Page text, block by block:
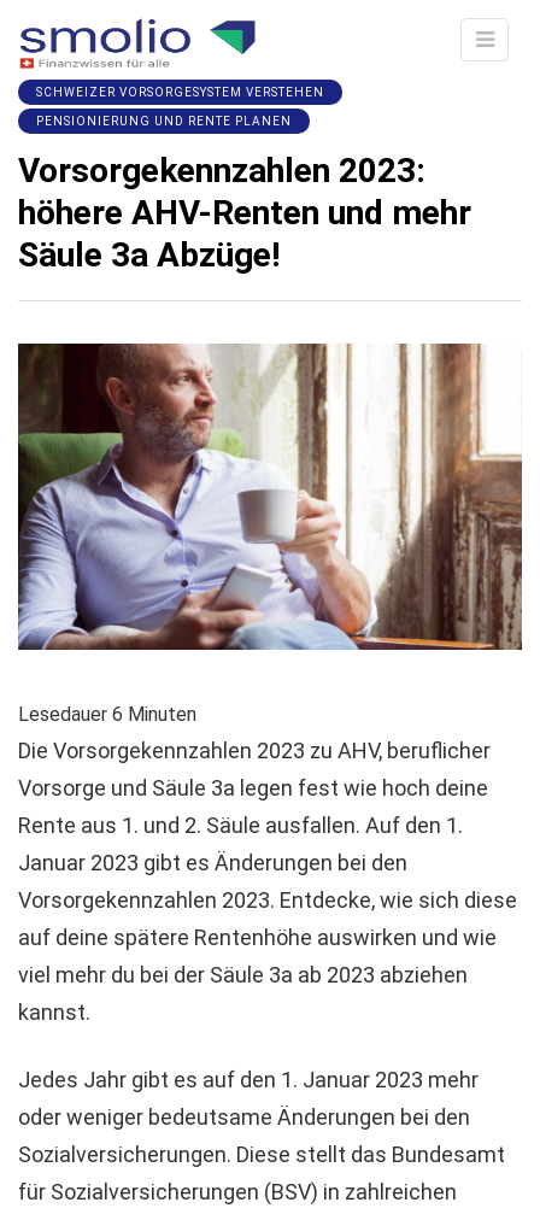
SCHWEIZER VORSORGESYSTEM VERSTEHEN
PENSIONIERUNG UND RENTE PLANEN
Vorsorgekennzahlen 2023:
höhere AHV-Renten und mehr
Säule 3a Abzüge!
Lesedauer 6 Minuten
Die Vorsorgekennzahlen 2023 zu AHV, beruflicher
Vorsorge und Säule 3a legen fest wie hoch deine
Rente aus 1. und 2. Säule ausfallen. Auf den 1.
Januar 2023 gibt es Änderungen bei den
Vorsorgekennzahlen 2023. Entdecke, wie sich diese
auf deine spätere Rentenhöhe auswirken und wie
viel mehr du bei der Säule 3a ab 2023 abziehen
kannst.
Jedes Jahr gibt es auf den 1. Januar 2023 mehr
oder weniger bedeutsame Änderungen bei den
Sozialversicherungen. Diese stellt das Bundesamt
für Sozialversicherungen (BSV) in zahlreichen